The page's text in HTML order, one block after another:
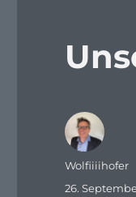
Autor
Wolfiiiihofer
Veröffentlicht
26.